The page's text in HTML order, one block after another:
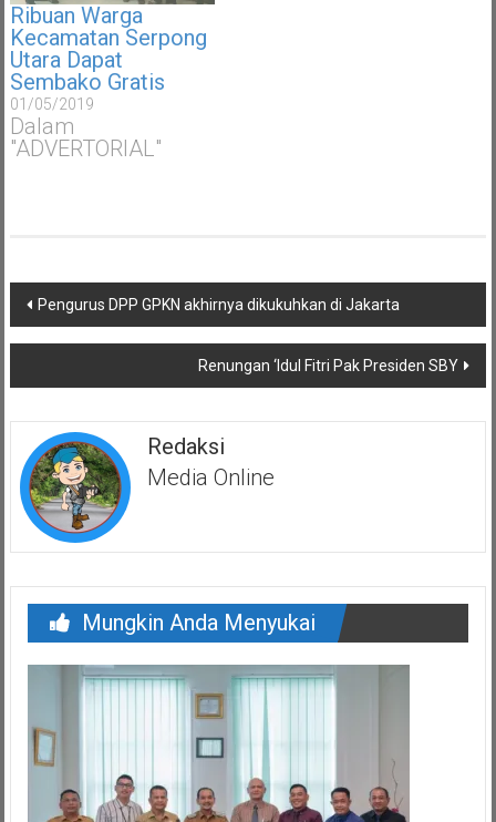
Ribuan Warga
Kecamatan Serpong
Utara Dapat
Sembako Gratis
01/05/2019
Dalam
"ADVERTORIAL"
Navigasi
pos
Pengurus DPP GPKN akhirnya dikukuhkan di Jakarta
Renungan ‘Idul Fitri Pak Presiden SBY
Redaksi
Media Online
Mungkin Anda Menyukai